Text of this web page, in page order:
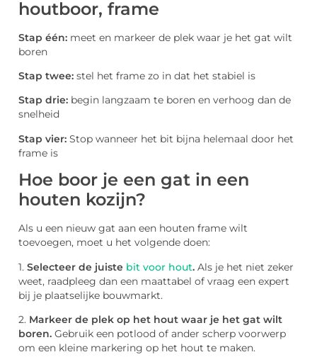
houtboor, frame
Stap één: meet en markeer de plek waar je het gat wilt
boren
Stap twee: stel het frame zo in dat het stabiel is
Stap drie: begin langzaam te boren en verhoog dan de
snelheid
Stap vier: Stop wanneer het bit bijna helemaal door het
frame is
Hoe boor je een gat in een
houten kozijn?
Als u een nieuw gat aan een houten frame wilt
toevoegen, moet u het volgende doen:
1. Selecteer de juiste bit voor hout. Als je het niet zeker
weet, raadpleeg dan een maattabel of vraag een expert
bij je plaatselijke bouwmarkt.
2. Markeer de plek op het hout waar je het gat wilt
boren. Gebruik een potlood of ander scherp voorwerp
om een kleine markering op het hout te maken.